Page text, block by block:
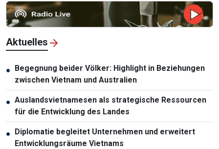
Aktuelles
●
Begegnung beider Völker: Highlight in Beziehungen
zwischen Vietnam und Australien
● Auslandsvietnamesen als strategische Ressourcen
für die Entwicklung des Landes
●
Diplomatie begleitet Unternehmen und erweitert
Entwicklungsräume Vietnams